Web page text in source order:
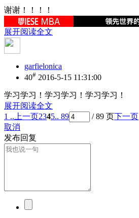
谢谢！！！！
展开阅读全文
garfielonica
40# 2016-5-15 11:31:00
学习学习！学习学习！学习学习！
展开阅读全文
1 .. 上一页2345.. 89 / 89 页下一页
取消
发布回复